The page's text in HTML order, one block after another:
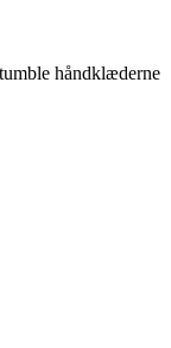
håndklæderne